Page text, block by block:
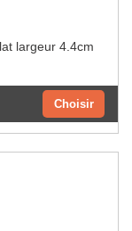
largeur 4.4cm
Choisir